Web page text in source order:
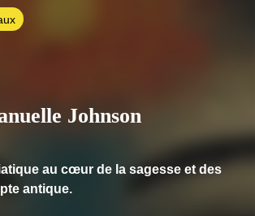
Johnson
au cœur de la sagesse et des
antique.